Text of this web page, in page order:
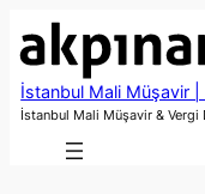
İçeriğe
geç
İstanbul Mali Müşavir |
İstanbul Mali Müşavir & Vergi